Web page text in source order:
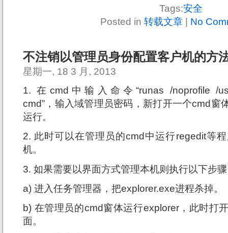
Tags:安全
Posted in 转载文章| No
不注销以管理员身份配置客户机的方
星期一, 18 3 月, 2013
1. 在cmd中输入命令“runas /noprofile /
cmd”，输入域管理员密码，新打开一个cmd窗
运行。
2. 此时可以在管理员的cmd中运行regedit等
机。
3. 如果需要以界面方式管理本机则执行以下步
a) 进入任务管理器，把explorer.exe进程杀掉。
b) 在管理员的cmd窗体运行explorer，此时打
面。